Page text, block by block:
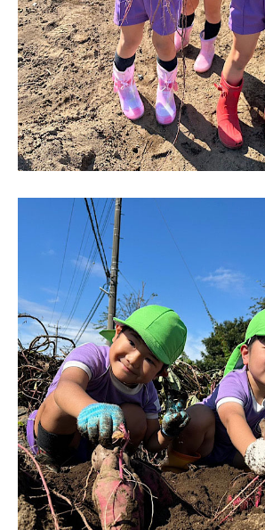
電話する